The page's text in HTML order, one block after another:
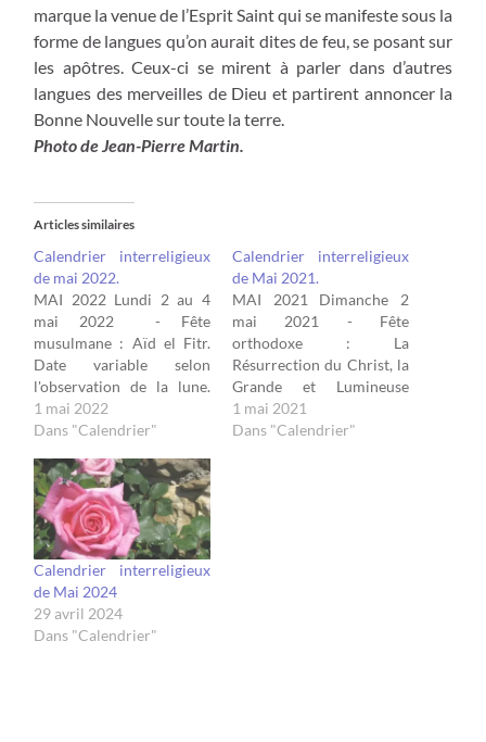
marque la venue de l’Esprit Saint qui se manifeste sous la
forme de langues qu’on aurait dites de feu, se posant sur
les apôtres. Ceux-ci se mirent à parler dans d’autres
langues des merveilles de Dieu et partirent annoncer la
Bonne Nouvelle sur toute la terre.
Photo de Jean-Pierre Martin.
Articles similaires
Calendrier interreligieux
de mai 2022.
MAI 2022 Lundi 2 au 4
mai 2022 - Fête
musulmane : Aïd el Fitr.
Date variable selon
l'observation de la lune.
Cette fête joyeuse marque
la fin du mois de jeûne de
nommée aussi Aid-Seghir.
Elle est l'occasion de
rencontres en famille et
de partage avec les…
1 mai 2022
Dans "Calendrier"
Calendrier interreligieux
de Mai 2021.
MAI 2021 Dimanche 2
mai 2021 - Fête
orthodoxe : La
Résurrection du Christ, la
Grande et Lumineuse
Pâque. "Christ est
ressuscité des morts, par
1 mai 2021
Dans "Calendrier"
Calendrier interreligieux
de Mai 2024
29 avril 2024
Dans "Calendrier"